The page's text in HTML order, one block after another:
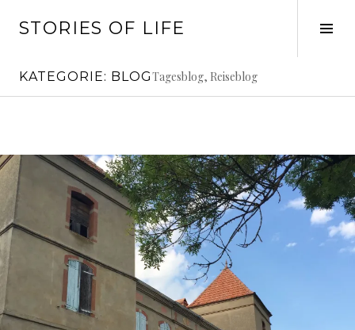
zumSTORIES OF LIFE
KATEGORIE: BLOGTagesblog, Reiseblog